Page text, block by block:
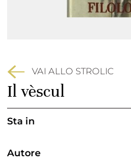
VAI ALLO STROLIC
Il vèscul
Sta in
Autore